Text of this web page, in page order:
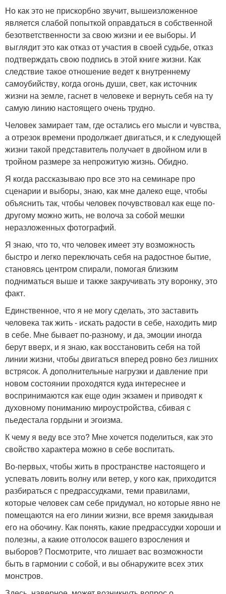
Но как это не прискорбно звучит, вышеизложенное
является слабой попыткой оправдаться в собственной
безответственности за свою жизни и ее выборы. И
выглядит это как отказ от участия в своей судьбе, отказ
подтверждать свою подпись в этой книге жизни. Как
следствие такое отношение ведет к внутреннему
самоубийству, когда огонь души, свет, как источник
жизни на земле, гаснет в человеке и вернуть себя на ту
самую линию настоящего очень трудно.
Человек замирает там, где остались его мысли и чувства,
а отрезок времени продолжает двигаться, и к следующей
жизни такой представитель получает в двойном или в
тройном размере за непрожитую жизнь. Обидно.
Я когда рассказываю про все это на семинаре про
сценарии и выборы, знаю, как мне далеко еще, чтобы
объяснить так, чтобы человек почувствовал как еще по-
другому можно жить, не волоча за собой мешки
неразложенных фотографий.
Я знаю, что то, что человек имеет эту возможность
быстро и легко переключать себя на радостное бытие,
становясь центром спирали, помогая близким
подниматься выше и также закручивать эту воронку, это
факт.
Единственное, что я не могу сделать, это заставить
человека так жить - искать радости в себе, находить мир
в себе. Мне бывает по-разному, и да, эмоции иногда
берут вверх, и я знаю, как восстановить себя на той
линии жизни, чтобы двигаться вперед ровно без лишних
встрясок. А дополнительные нагрузки и давление при
новом состоянии проходятся куда интереснее и
воспринимаются как еще один экзамен и приводят к
духовному пониманию мироустройства, сбивая с
пьедестала гордыни и эгоизма.
К чему я веду все это? Мне хочется поделиться, как это
свойство характера можно в себе воспитать.
Во-первых, чтобы жить в пространстве настоящего и
успевать ловить волну или ветер, у кого как, приходится
разбираться с предрассудками, теми правилами,
которые человек сам себе придумал, но которые явно не
помещаются на его линии жизни, все время закидывая
его на обочину. Как понять, какие предрассудки хороши и
полезны, а какие отголосок вашего взросления и
выборов? Посмотрите, что лишает вас возможности
быть в гармонии с собой, и вы обнаружите всех этих
монстров.